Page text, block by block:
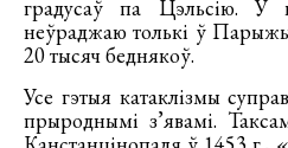
градусаў па Цэльсію. У
неўраджаю толькі ў
20 тысяч беднякоў.
Усе гэтыя катаклізмы
прыроднымі з’явамі.